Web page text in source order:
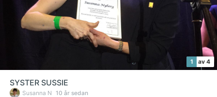
1 av 4
SYSTER SUSSIE
Susanna N 10 år sedan